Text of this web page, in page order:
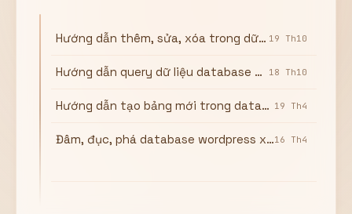
ZALO ADMIN
Bạn cần đăng nhập để sử dụng Website!
Hướng dẫn thêm, sửa, xóa trong dữ liệu database wordpress 19 Th10
Hướng dẫn query dữ liệu database wordpress, truy vấn SQL trong wordpress 18 Th10
Hướng dẫn tạo bảng mới trong database wordpress 19 Th4
Đâm, đục, phá database wordpress xem có gì vui ?16 Th4